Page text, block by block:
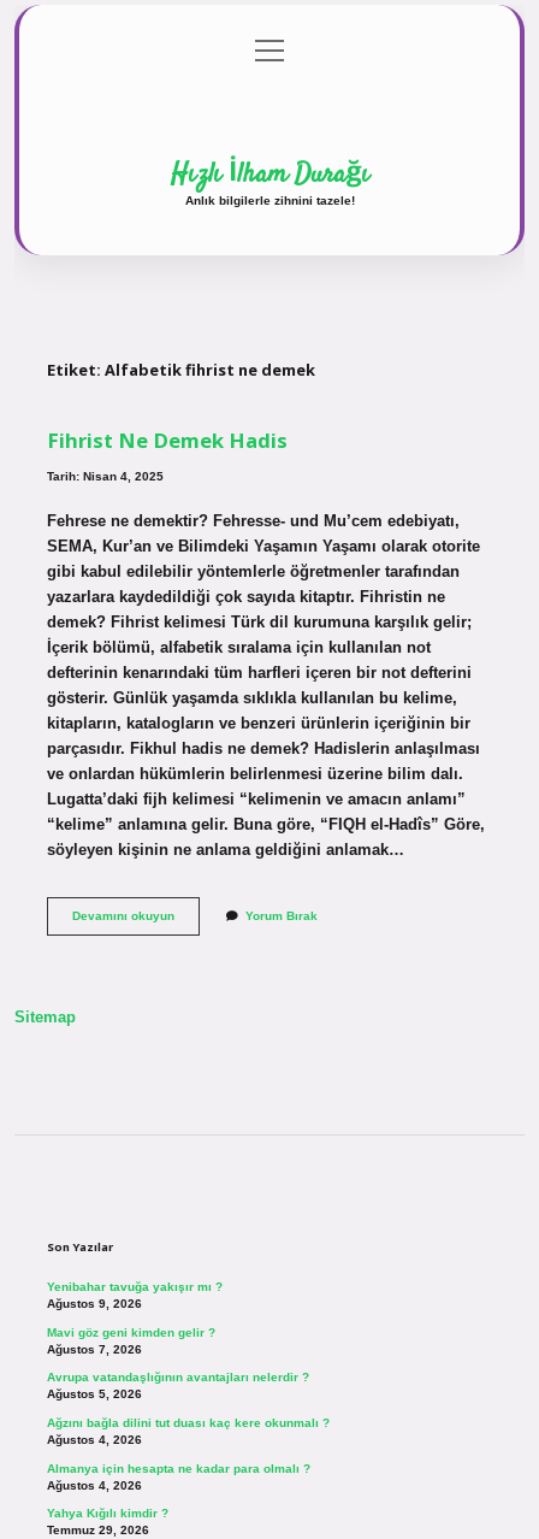
Gizlilik Politikası
menüyü
aç
Hızlı İlham Durağı
Anlık bilgilerle zihnini tazele!
Etiket: Alfabetik fihrist ne demek
Fihrist Ne Demek Hadis
Tarih: Nisan 4, 2025
Fehrese ne demektir? Fehresse- und Mu’cem edebiyatı,
SEMA, Kur’an ve Bilimdeki Yaşamın Yaşamı olarak otorite
gibi kabul edilebilir yöntemlerle öğretmenler tarafından
yazarlara kaydedildiği çok sayıda kitaptır. Fihristin ne
demek? Fihrist kelimesi Türk dil kurumuna karşılık gelir;
İçerik bölümü, alfabetik sıralama için kullanılan not
defterinin kenarındaki tüm harfleri içeren bir not defterini
gösterir. Günlük yaşamda sıklıkla kullanılan bu kelime,
kitapların, katalogların ve benzeri ürünlerin içeriğinin bir
parçasıdır. Fikhul hadis ne demek? Hadislerin anlaşılması
ve onlardan hükümlerin belirlenmesi üzerine bilim dalı.
Lugatta’daki fijh kelimesi “kelimenin ve amacın anlamı”
“kelime” anlamına gelir. Buna göre, “FIQH el-Hadîs” Göre,
söyleyen kişinin ne anlama geldiğini anlamak…
Devamını okuyunFihrist
Yorum Bırak
Sitemap
Son Yazılar
Yenibahar tavuğa yakışır mı ?
Ağustos 9, 2026
Mavi göz geni kimden gelir ?
Ağustos 7, 2026
Avrupa vatandaşlığının avantajları nelerdir ?
Ağustos 5, 2026
Ağzını bağla dilini tut duası kaç kere okunmalı ?
Ağustos 4, 2026
Almanya için hesapta ne kadar para olmalı ?
Ağustos 4, 2026
Yahya Kığılı kimdir ?
Temmuz 29, 2026